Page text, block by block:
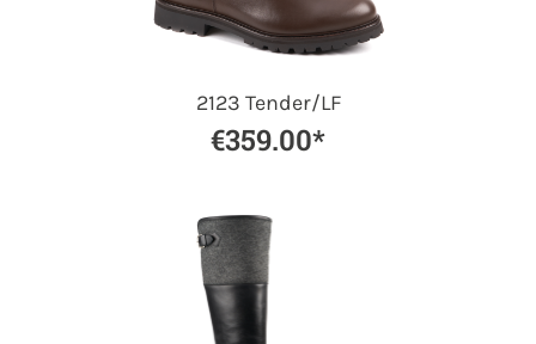
2123 Tender/LF
€359.00*